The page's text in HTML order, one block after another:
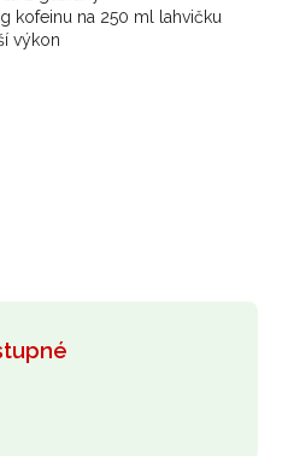
kofeinu na 250 ml lahvičku
výkon